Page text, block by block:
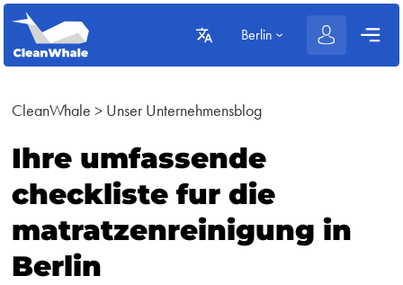
Berlin
CleanWhale > Unser Unternehmensblog
Ihre umfassende
checkliste fur die
matratzenreinigung in
Berlin